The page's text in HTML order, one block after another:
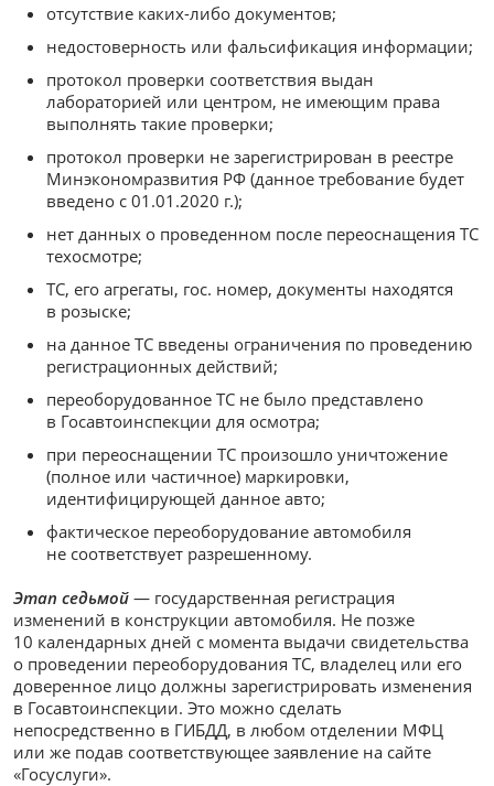
отсутствие каких-либо документов;
недостоверность или фальсификация информации;
протокол проверки соответствия выдан
лабораторией или центром, не имеющим права
выполнять такие проверки;
протокол проверки не зарегистрирован в реестре
Минэкономразвития РФ (данное требование будет
введено с 01.01.2020 г.);
нет данных о проведенном после переоснащения ТС
техосмотре;
ТС, его агрегаты, гос. номер, документы находятся
в розыске;
на данное ТС введены ограничения по проведению
регистрационных действий;
переоборудованное ТС не было представлено
в Госавтоинспекции для осмотра;
при переоснащении ТС произошло уничтожение
(полное или частичное) маркировки,
идентифицирующей данное авто;
фактическое переоборудование автомобиля
не соответствует разрешенному.
Этап седьмой — государственная регистрация
изменений в конструкции автомобиля. Не позже
10 календарных дней с момента выдачи свидетельства
о проведении переоборудования ТС, владелец или его
доверенное лицо должны зарегистрировать изменения
в Госавтоинспекции. Это можно сделать
непосредственно в ГИБДД, в любом отделении МФЦ
или же подав соответствующее заявление на сайте
«Госуслуги».